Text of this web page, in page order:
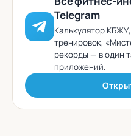
Telegram
Калькулятор
тренировок,
рекорды — в один
приложений.